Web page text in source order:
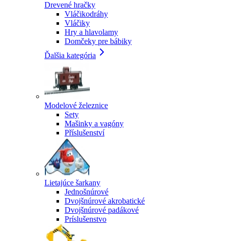
Drevené hračky
Vláčikodráhy
Vláčiky
Hry a hlavolamy
Domčeky pre bábiky
Ďalšia kategória
Modelové železnice
Sety
Mašinky a vagóny
Příslušenství
Lietajúce šarkany
Jednošnúrové
Dvojšnúrové akrobatické
Dvojšnúrové padákové
Príslušenstvo